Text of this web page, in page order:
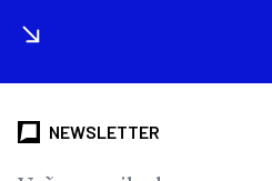
NEWSLETTER